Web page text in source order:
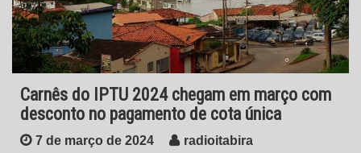
Carnês do IPTU 2024 chegam em março com
desconto no pagamento de cota única
7 de março de 2024 radioitabira